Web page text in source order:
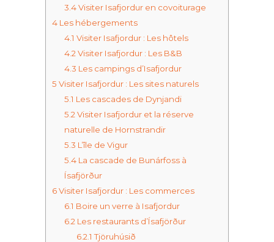
3.4Visiter Isafjordur en covoiturage
4 Les hébergements
4.1 Visiter Isafjordur : Les hôtels
4.2 Visiter Isafjordur : Les B&B
4.3 Les campings d’Isafjordur
5 Visiter Isafjordur : Les sites naturels
5.1 Les cascades de Dynjandi
5.2 Visiter Isafjordur et la réserve
naturelle de Hornstrandir
5.3 L’île de Vigur
5.4La cascade de Bunárfoss à
Ísafjörður
6Visiter Isafjordur : Les commerces
6.1 Boire un verre à Isafjordur
6.2 Les restaurants d’Ísafjörður
6.2.1 Tjöruhúsið